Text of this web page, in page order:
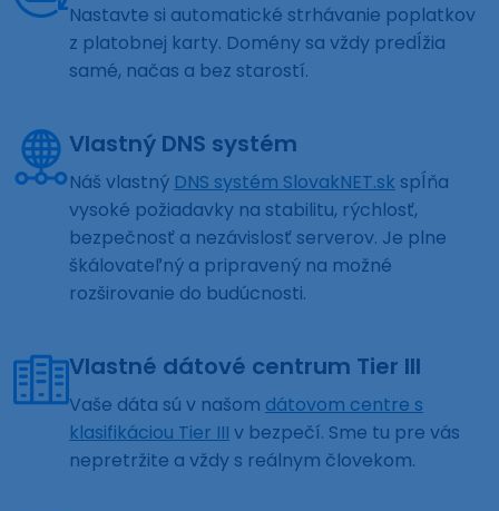
Nastavte si automatické strhávanie poplatkov
z platobnej karty. Domény sa vždy predĺžia
samé, načas a bez starostí.
Vlastný DNS systém
Náš vlastný DNS systém SlovakNET.sk spĺňa
vysoké požiadavky na stabilitu, rýchlosť,
bezpečnosť a nezávislosť serverov. Je plne
škálovateľný a pripravený na možné
rozširovanie do budúcnosti.
Vlastné dátové centrum Tier III
Vaše dáta sú v našom dátovom centre s
klasifikáciou Tier III v bezpečí. Sme tu pre vás
nepretržite a vždy s reálnym človekom.